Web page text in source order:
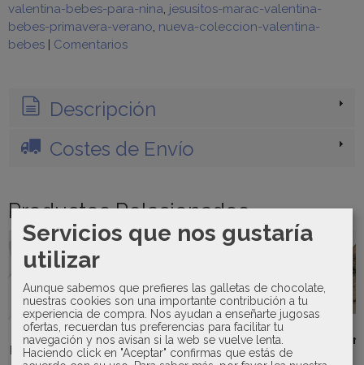
valentina-bebes-para-nina jesusitos-marac-valentina-
bebes-primavera-verano nueva-coleccion-valentina-
bebes
Comentarios
Descripción
Costes de Envío
Productos Relacionados
Agotado-50 %
Sardón -
Camiseta y
boxer baño...
Pangasa -
Conjunto 2
piezas
Kiokids -
Caja
almuerzo
Cambiador
Servicios que nos gustaría
utilizar
Aunque sabemos que prefieres las galletas de chocolate,
nuestras cookies son una importante contribución a tu
experiencia de compra. Nos ayudan a enseñarte jugosas
ofertas, recuerdan tus preferencias para facilitar tu
navegación y nos avisan si la web se vuelve lenta.
Haciendo click en "Aceptar" confirmas que estás de